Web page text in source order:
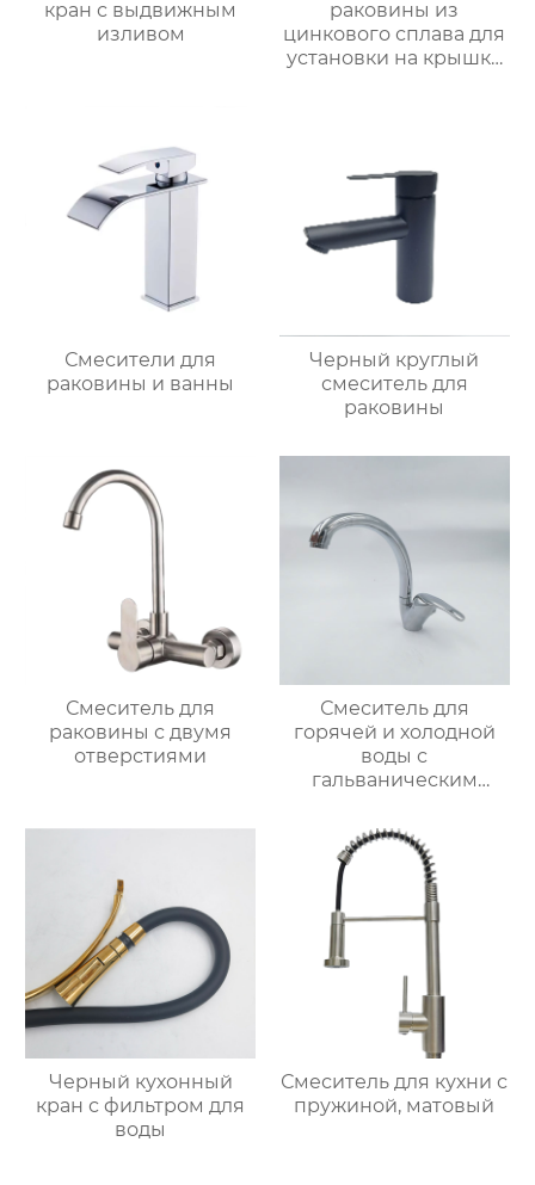
кран с выдвижным
изливом
раковины из
цинкового сплава для
установки на крышку
Смесители для
раковины и ванны
Черный круглый
смеситель для
раковины
Смеситель для
раковины с двумя
отверстиями
Смеситель для
горячей и холодной
воды с
гальваническим
цинкового сплава
Черный кухонный
кран с фильтром для
воды
Смеситель для кухни с
пружиной, матовый